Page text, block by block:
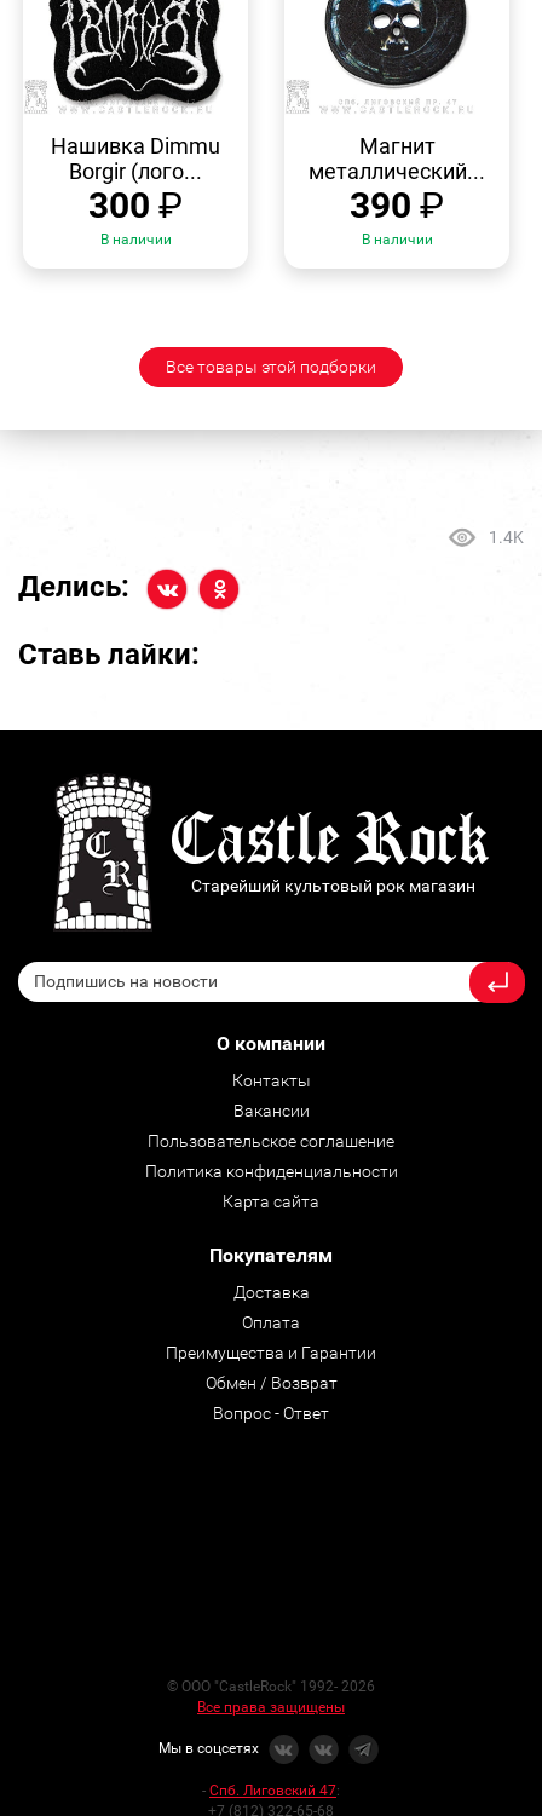
ПРОСМОТР
Нашивка Dimmu
Borgir (лого...
300 ₽
В наличии
ПРОСМОТР
Магнит
металлический...
390 ₽
В наличии
Все товары этой подборки
1.4K
Делись:
Ставь лайки:
Старейший культовый рок магазин
О компании
Контакты
Вакансии
Пользовательское соглашение
Политика конфиденциальности
Карта сайта
Покупателям
Доставка
Оплата
Преимущества и Гарантии
Обмен / Возврат
Вопрос - Ответ
© ООО "CastleRock" 1992- 2026
Все права защищены
Мы в соцсетях
- Спб. Лиговский 47:
+7 (812) 322-65-68